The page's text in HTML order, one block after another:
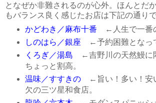
となぜか非難されるのが心外。ほんとだ
もバランス良く感じたお店は下記の通りで
かどわき／麻布十番 ←人生で一番
しのはら／銀座 ←予約困難となっ
くろぎ／湯島 ←吉野川の天然鰻に
ちょっと割高。
温味／すすきの←旨い！多い！安
欠の三ツ星和食店。